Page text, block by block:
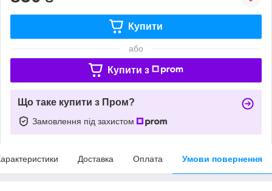
Купити
або
Купити з
Що таке купити з Пром?
Замовлення під захистом
Доставка Оплата Умови повернення